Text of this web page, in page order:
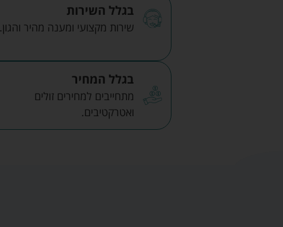
בגלל השירות
שירות מקצועי ומענה מהיר והגון.
בגלל המחיר
מתחייבים למחירים זולים
ואטרקטיבים.